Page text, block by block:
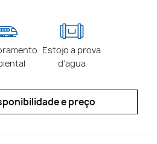
Estojo a prova
d’agua
e preço